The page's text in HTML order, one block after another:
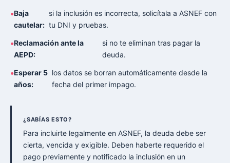
Baja
cautelar:
si la inclusión es incorrecta, solicítala a ASNEF con
tu DNI y pruebas.
Reclamación ante la
AEPD:
si no te eliminan tras pagar la
deuda.
Esperar 5
años:
los datos se borran automáticamente desde la
fecha del primer impago.
¿SABÍAS ESTO?
Para incluirte legalmente en ASNEF, la deuda debe ser
cierta, vencida y exigible. Deben haberte requerido el
pago previamente y notificado la inclusión en un